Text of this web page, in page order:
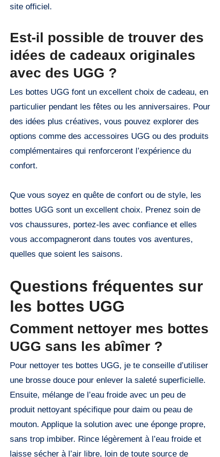
site officiel.
Est-il possible de trouver des
idées de cadeaux originales
avec des UGG ?
Les bottes UGG font un excellent choix de cadeau, en
particulier pendant les fêtes ou les anniversaires. Pour
des idées plus créatives, vous pouvez explorer des
options comme des accessoires UGG ou des produits
complémentaires qui renforceront l’expérience du
confort.
Que vous soyez en quête de confort ou de style, les
bottes UGG sont un excellent choix. Prenez soin de
vos chaussures, portez-les avec confiance et elles
vous accompagneront dans toutes vos aventures,
quelles que soient les saisons.
Questions fréquentes sur
les bottes UGG
Comment nettoyer mes bottes
UGG sans les abîmer ?
Pour nettoyer tes bottes UGG, je te conseille d’utiliser
une brosse douce pour enlever la saleté superficielle.
Ensuite, mélange de l’eau froide avec un peu de
produit nettoyant spécifique pour daim ou peau de
mouton. Applique la solution avec une éponge propre,
sans trop imbiber. Rince légèrement à l’eau froide et
laisse sécher à l’air libre, loin de toute source de